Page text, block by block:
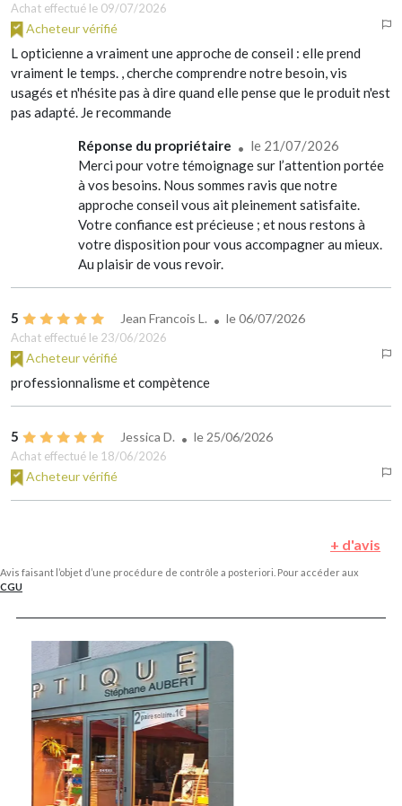
Achat effectué le 09/07/2026
Acheteur vérifié
L opticienne a vraiment une approche de conseil : elle prend
vraiment le temps. , cherche comprendre notre besoin, vis
usagés et n'hésite pas à dire quand elle pense que le produit n'est
pas adapté. Je recommande
Réponse du propriétaire
le 21/07/2026
Merci pour votre témoignage sur l’attention portée
à vos besoins. Nous sommes ravis que notre
approche conseil vous ait pleinement satisfaite.
Votre confiance est précieuse ; et nous restons à
votre disposition pour vous accompagner au mieux.
Au plaisir de vous revoir.
5 Jean Francois L. le06/07/2026
Achat effectué le 23/06/2026
Acheteur vérifié
professionnalisme et compètence
5 Jessica D. le 25/06/2026
Achat effectué le 18/06/2026
Acheteur vérifié
Avis faisant l’objet d’une procédure de contrôle a posteriori. Pour accéder aux
CGU
+ d'avis